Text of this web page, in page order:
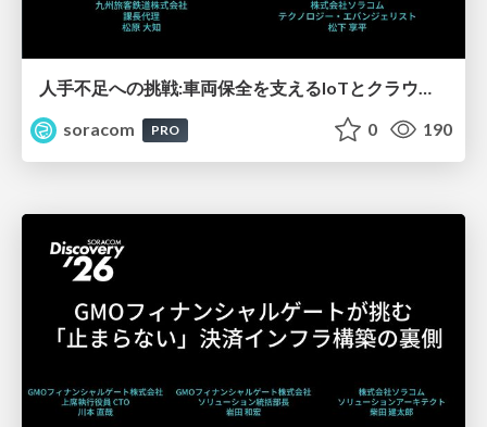
人手不足への挑戦:車両保全を支えるIoTとクラウド内製化の道【SORACOM Discovery 2026】
soracom
PRO 0 190